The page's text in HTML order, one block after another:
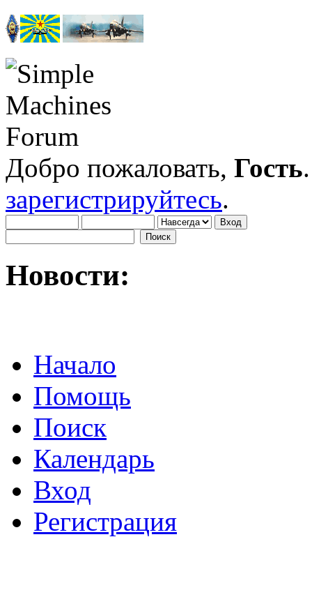
Добро пожаловать, Гость
зарегистрируйтесь.
Новости:
Начало
Помощь
Поиск
Календарь
Вход
Регистрация